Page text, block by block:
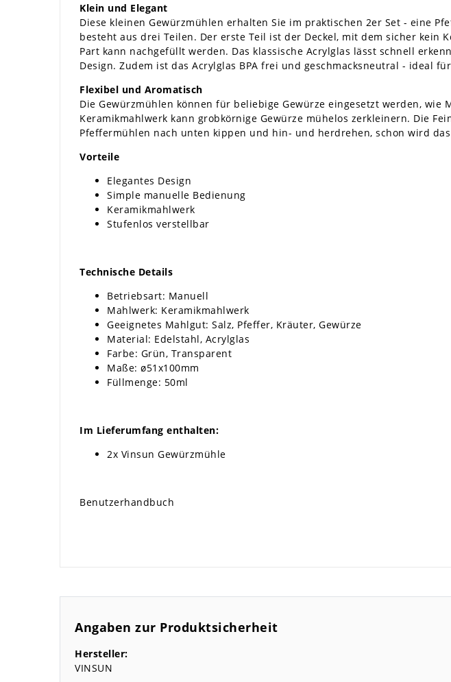
Klein und Elegant
Diese kleinen Gewürzmühlen erhalten Sie im praktischen 2er Set - eine
besteht aus drei Teilen. Der erste Teil ist der Deckel, mit dem sicher
Part kann nachgefüllt werden. Das klassische Acrylglas lässt schnell
Design. Zudem ist das Acrylglas BPA frei und geschmacksneutral - ideal
Flexibel und Aromatisch
Die Gewürzmühlen können für beliebige Gewürze eingesetzt werden,
Keramikmahlwerk kann grobkörnige Gewürze mühelos zerkleinern. Die
Pfeffermühlen nach unten kippen und hin- und herdrehen, schon wird
Vorteile
Elegantes Design
Simple manuelle Bedienung
Keramikmahlwerk
Stufenlos verstellbar
Technische Details
Betriebsart: Manuell
Mahlwerk: Keramikmahlwerk
Geeignetes Mahlgut: Salz, Pfeffer, Kräuter, Gewürze
Material: Edelstahl, Acrylglas
Farbe: Grün, Transparent
Maße: ø51x100mm
Füllmenge: 50ml
Im Lieferumfang enthalten:
2x Vinsun Gewürzmühle
Benutzerhandbuch
Angaben zur Produktsicherheit
Hersteller:
VINSUN